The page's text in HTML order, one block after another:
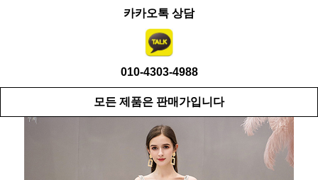
카카오톡 상담
010-4303-4988
모든 제품은 판매가입니다